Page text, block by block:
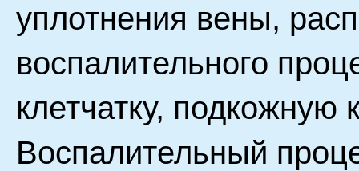
уплотнения вены,
воспалительного
клетчатку, подкожную
Воспалительный